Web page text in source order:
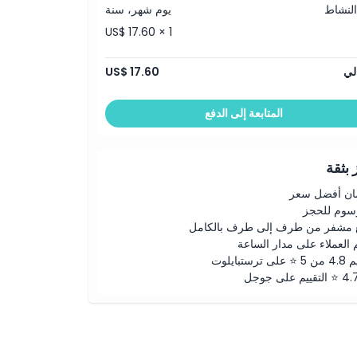
يوم شهر، سنة
US$ 17.60 × 1
US$ 17.60
المتابعة إلى الدفع
بثقة
أفضل سعر
للحجز
مشفر من طرف إلى طرف بالكامل
العملاء على مدار الساعة
على جوجل